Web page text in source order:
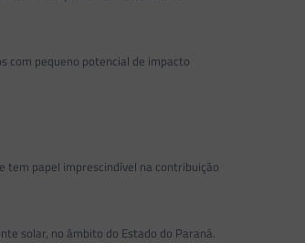
com pequeno potencial de impacto
papel imprescindível na contribuição
solar, no âmbito do Estado do Paraná.